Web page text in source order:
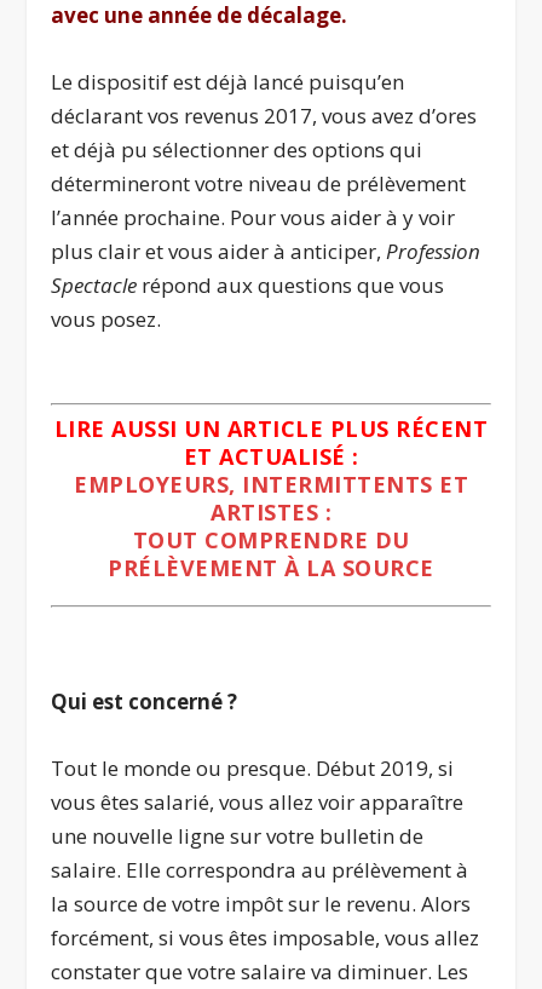
avec une année de décalage.
Le dispositif est déjà lancé puisqu’en
déclarant vos revenus 2017, vous avez d’ores
et déjà pu sélectionner des options qui
détermineront votre niveau de prélèvement
l’année prochaine. Pour vous aider à y voir
plus clair et vous aider à anticiper,Profession
Spectacle répond aux questions que vous
vous posez.
LIRE AUSSI UN ARTICLE PLUS RÉCENT
ET ACTUALISÉ :
EMPLOYEURS, INTERMITTENTS ET
ARTISTES :
TOUT COMPRENDRE DU
PRÉLÈVEMENT À LA SOURCE
Qui est concerné ?
Tout le monde ou presque. Début 2019, si
vous êtes salarié, vous allez voir apparaître
une nouvelle ligne sur votre bulletin de
salaire. Elle correspondra au prélèvement à
la source de votre impôt sur le revenu. Alors
forcément, si vous êtes imposable, vous allez
constater que votre salaire va diminuer. Les